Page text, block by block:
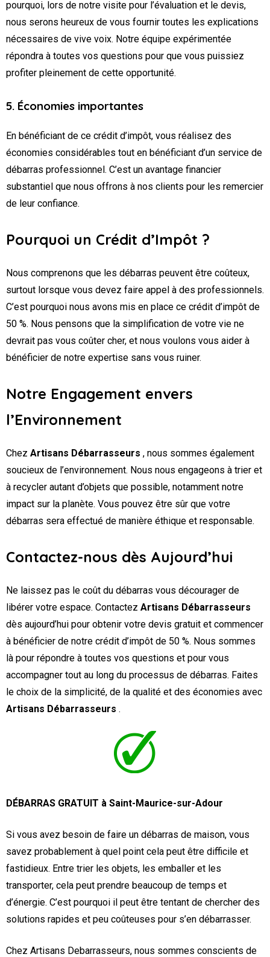
pourquoi, lors de notre visite pour l’évaluation et le devis,
nous serons heureux de vous fournir toutes les explications
nécessaires de vive voix. Notre équipe expérimentée
répondra à toutes vos questions pour que vous puissiez
profiter pleinement de cette opportunité.
5. Économies importantes
En bénéficiant de ce crédit d’impôt, vous réalisez des
économies considérables tout en bénéficiant d’un service de
débarras professionnel. C’est un avantage financier
substantiel que nous offrons à nos clients pour les remercier
de leur confiance.
Pourquoi un Crédit d’Impôt ?
Nous comprenons que les débarras peuvent être coûteux,
surtout lorsque vous devez faire appel à des professionnels.
C’est pourquoi nous avons mis en place ce crédit d’impôt de
50 %. Nous pensons que la simplification de votre vie ne
devrait pas vous coûter cher, et nous voulons vous aider à
bénéficier de notre expertise sans vous ruiner.
Notre Engagement envers
l’Environnement
Chez Artisans Débarrasseurs , nous sommes également
soucieux de l’environnement. Nous nous engageons à trier et
à recycler autant d’objets que possible, notamment notre
impact sur la planète. Vous pouvez être sûr que votre
débarras sera effectué de manière éthique et responsable.
Contactez-nous dès Aujourd’hui
Ne laissez pas le coût du débarras vous décourager de
libérer votre espace. Contactez Artisans Débarrasseurs
dès aujourd’hui pour obtenir votre devis gratuit et commencer
à bénéficier de notre crédit d’impôt de 50 %. Nous sommes
là pour répondre à toutes vos questions et pour vous
accompagner tout au long du processus de débarras. Faites
le choix de la simplicité, de la qualité et des économies avec
Artisans Débarrasseurs .
DÉBARRAS GRATUIT à Saint-Maurice-sur-Adour
Si vous avez besoin de faire un débarras de maison, vous
savez probablement à quel point cela peut être difficile et
fastidieux. Entre trier les objets, les emballer et les
transporter, cela peut prendre beaucoup de temps et
d’énergie. C’est pourquoi il peut être tentant de chercher des
solutions rapides et peu coûteuses pour s’en débarrasser.
Chez Artisans Debarrasseurs, nous sommes conscients de